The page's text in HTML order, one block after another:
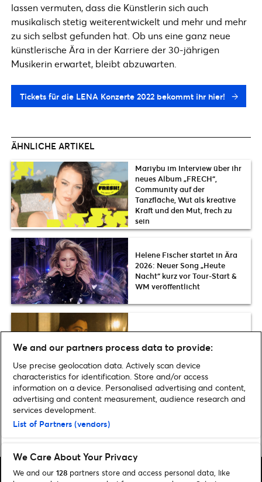
lassen vermuten, dass die Künstlerin sich auch
musikalisch stetig weiterentwickelt und mehr und mehr
zu sich selbst gefunden hat. Ob uns eine ganz neue
künstlerische Ära in der Karriere der 30-jährigen
Musikerin erwartet, bleibt abzuwarten.
Tickets für die LENA Konzerte 2022 bekommt ihr hier!
ÄHNLICHE ARTIKEL
Mariybu im Interview über ihr
neues Album „FRECH“,
Community auf der
Tanzfläche, Wut als kreative
Kraft und den Mut, frech zu
sein
Helene Fischer startet in Ära
2026: Neuer Song „Heute
Nacht“ kurz vor Tour-Start &
WM veröffentlicht
Noah Kahan kommt Ende
2026 für zwei Konzerte auf
Tour nach Deutschland
Home» Musik»LENA meldet sich 2021 mit neuer Musik zurück: Neuer
We and our partners process data to provide:
Use precise geolocation data. Actively scan device
characteristics for identification. Store and/or access
information on a device. Personalised advertising and content,
advertising and content measurement, audience research and
services development.
List of Partners (vendors)
We Care About Your Privacy
We and our 128 partners store and access personal data, like